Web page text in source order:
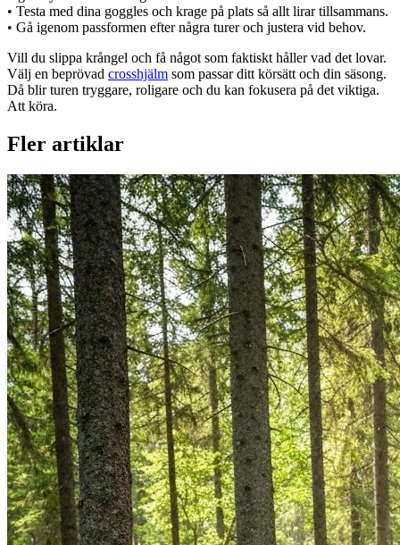
• Testa med dina goggles och krage på plats så allt lirar tillsammans.
• Gå igenom passformen efter några turer och justera vid behov.
Vill du slippa krångel och få något som faktiskt håller vad det lovar.
Välj en beprövad crosshjälm som passar ditt körsätt och din säsong.
Då blir turen tryggare, roligare och du kan fokusera på det viktiga.
Att köra.
Fler artiklar